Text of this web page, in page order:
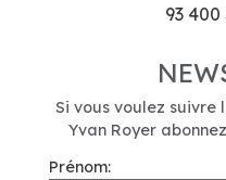
93
Si vous voulez
Yvan Royer
Prénom: